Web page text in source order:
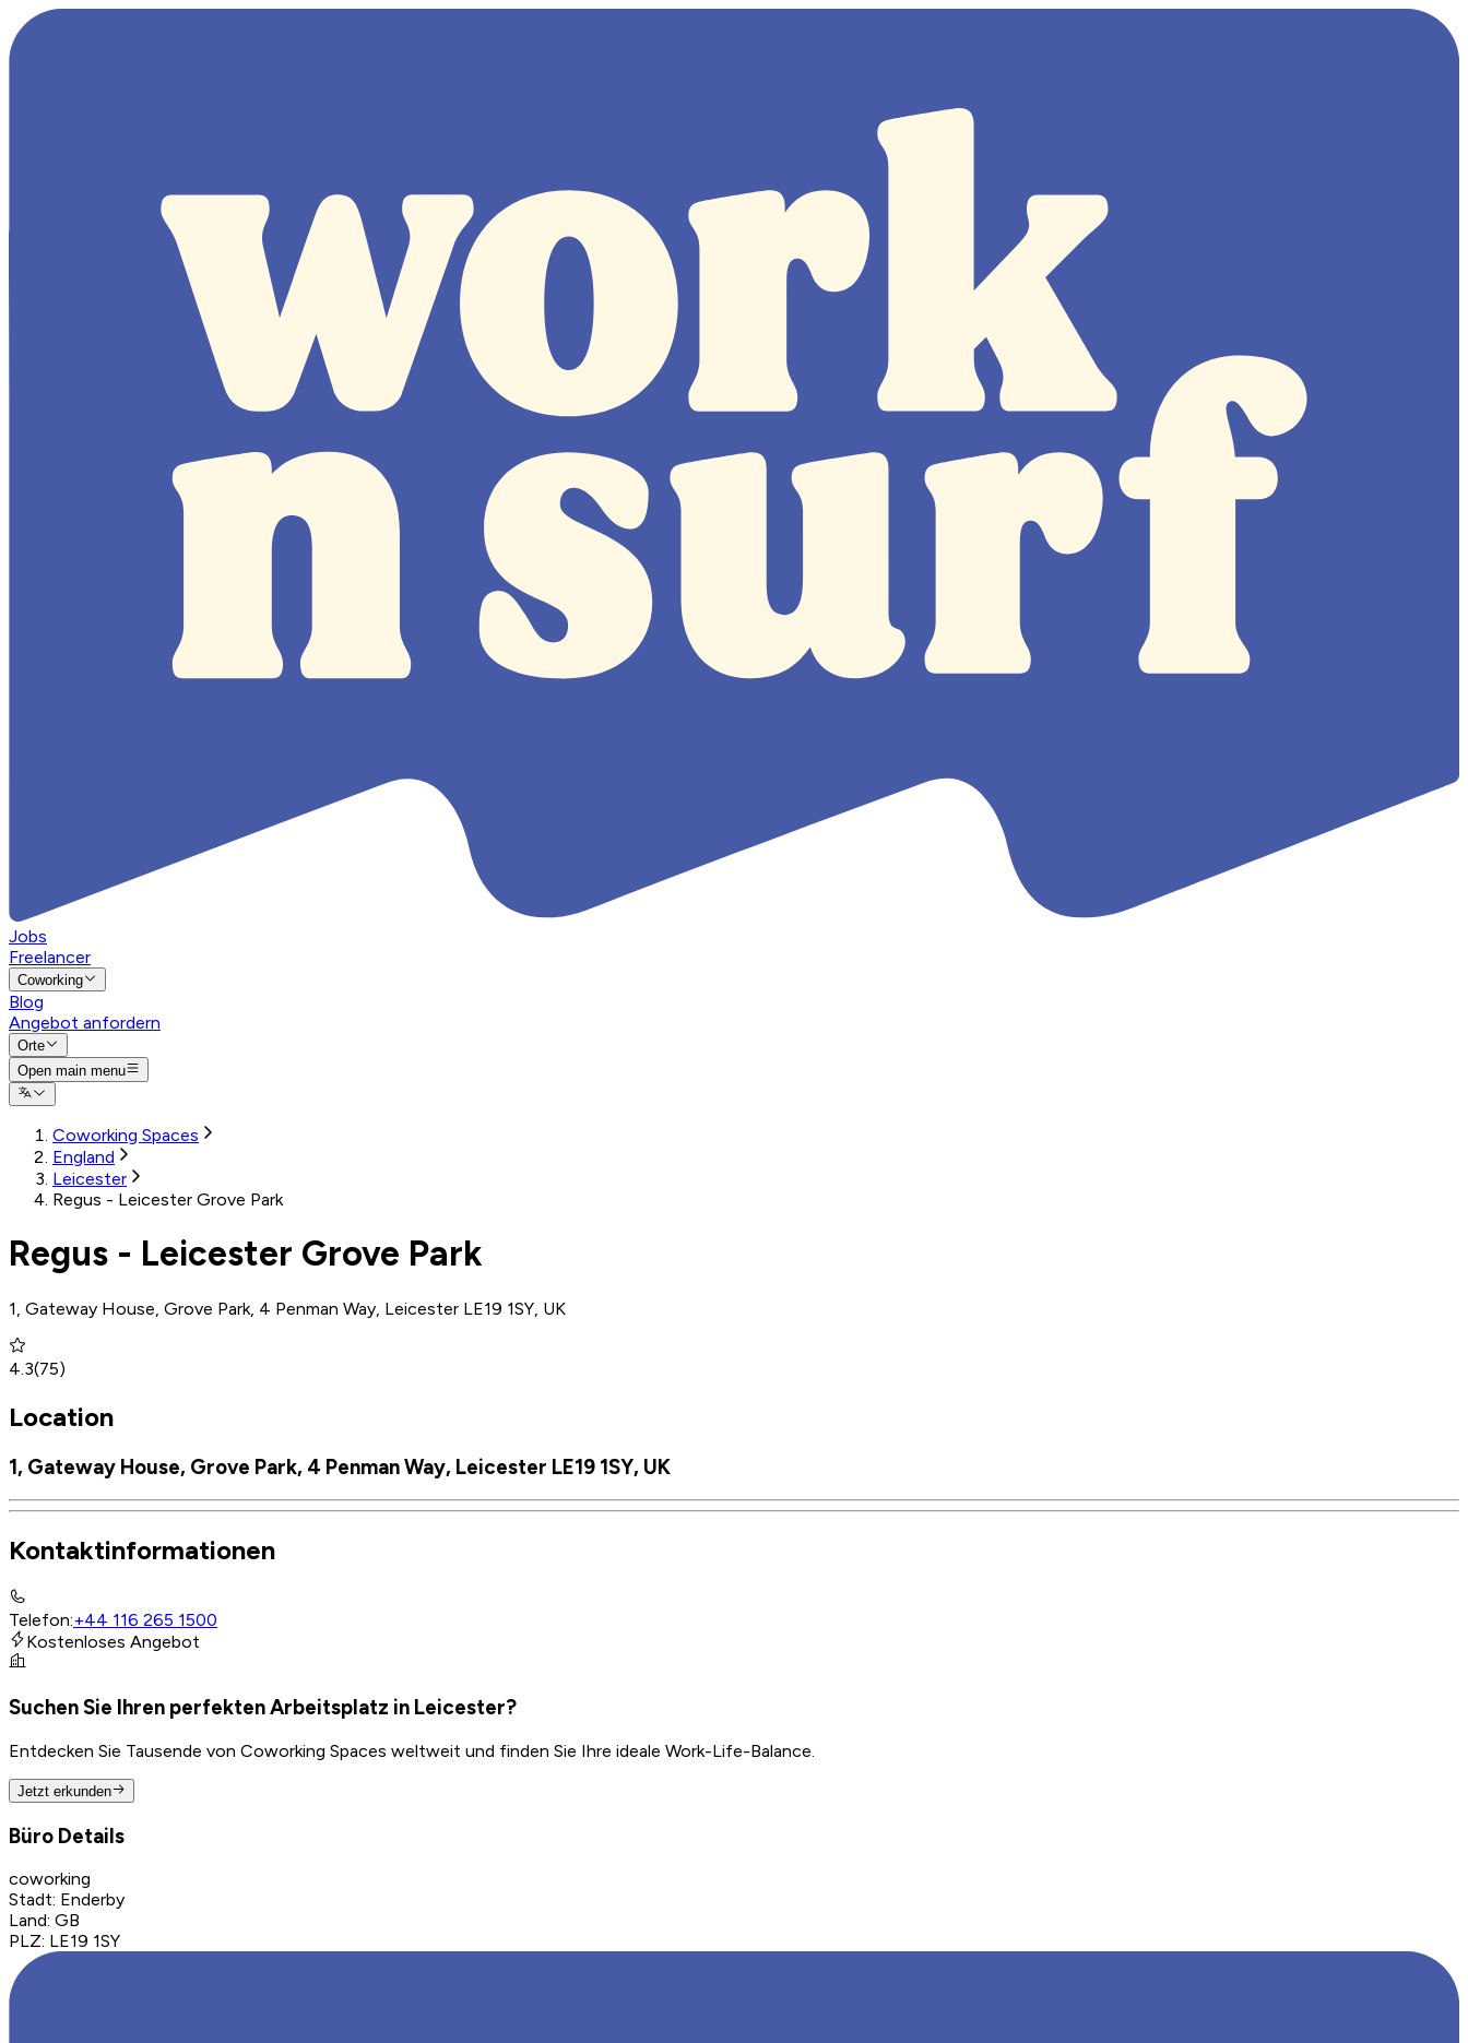
Jobs
Freelancer
Coworking
Blog
Angebot anfordern
Orte
Open main menu
Coworking Spaces
England
Leicester
Regus - Leicester Grove Park
Regus - Leicester Grove Park
1, Gateway House, Grove Park, 4 Penman Way, Leicester LE19 1SY, UK
4.3(75)
Location
1, Gateway House, Grove Park, 4 Penman Way, Leicester LE19 1SY, UK
Kontaktinformationen
Telefon:+44 116 265 1500
Kostenloses Angebot
Suchen Sie Ihren perfekten Arbeitsplatz in Leicester?
Entdecken Sie Tausende von Coworking Spaces weltweit und finden Sie Ihre ideale Work-Life-Balance.
Jetzt erkunden
Büro Details
coworking
Stadt: Enderby
Land: GB
PLZ: LE19 1SY